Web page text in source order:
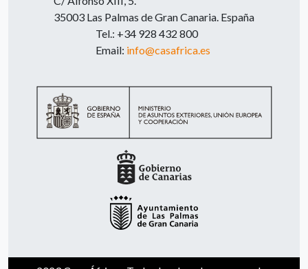
35003 Las Palmas de Gran Canaria. España
Tel.: +34 928 432 800
Email: info@casafrica.es